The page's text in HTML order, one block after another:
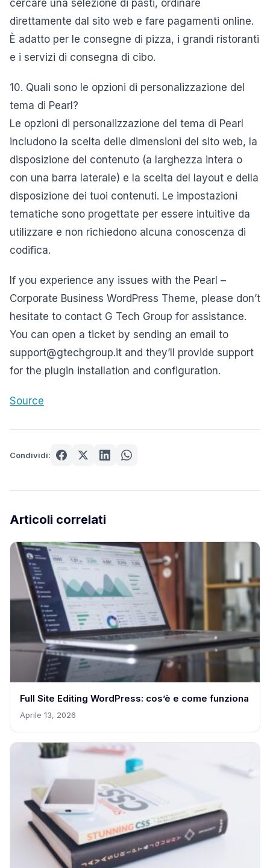
cercare una selezione di pasti, ordinare
direttamente dal sito web e fare pagamenti online.
È adatto per le consegne di pizza, i grandi ristoranti
e i servizi di consegna di cibo.
10. Quali sono le opzioni di personalizzazione del
tema di Pearl?
Le opzioni di personalizzazione del tema di Pearl
includono la scelta delle dimensioni del sito web, la
disposizione del contenuto (a larghezza intera o
con una barra laterale) e la scelta del layout e della
disposizione dei tuoi contenuti. Le impostazioni
tematiche sono progettate per essere intuitive da
utilizzare e non richiedono alcuna conoscenza di
codifica.
If you experience any issues with the Pearl –
Corporate Business WordPress Theme, please don’t
hesitate to contact G Tech Group for assistance.
You can open a ticket by sending an email to
support@gtechgroup.it and they’ll provide support
for the plugin installation and configuration.
Source
Condividi:
Articoli correlati
Full Site Editing WordPress: cos’è e come funziona
Aprile 13, 2026